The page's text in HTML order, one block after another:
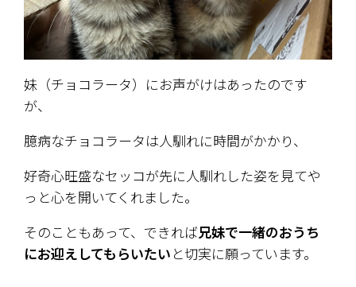
妹（チョコラータ）にお声がけはあったのです
が、
臆病なチョコラータは人馴れに時間がかかり、
好奇心旺盛なセッコが先に人馴れした姿を見てや
っと心を開いてくれました。
そのこともあって、できれば兄妹で一緒のおうち
にお迎えしてもらいたい と切実に願っています。